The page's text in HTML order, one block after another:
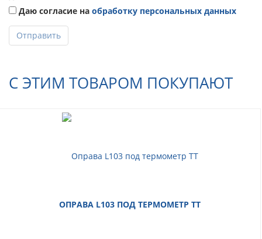
Даю согласие на обработку персональных данных
Отправить
С ЭТИМ ТОВАРОМ ПОКУПАЮТ
ОПРАВА L103 ПОД ТЕРМОМЕТР ТТ